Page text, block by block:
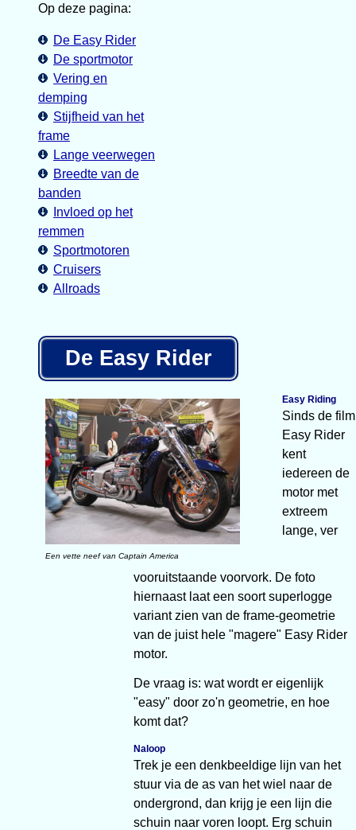
Op deze pagina:
De Easy Rider
De sportmotor
Vering en
demping
Stijfheid van het
frame
Lange veerwegen
Breedte van de
banden
Invloed op het
remmen
Sportmotoren
Cruisers
Allroads
De Easy Rider
Een vette neef van Captain America
Easy Riding
Sinds de film
Easy Rider
kent
iedereen de
motor met
extreem
lange, ver
vooruitstaande voorvork. De foto
hiernaast laat een soort superlogge
variant zien van de frame-geometrie
van de juist hele "magere" Easy Rider
motor.
De vraag is: wat wordt er eigenlijk
"easy" door zo'n geometrie, en hoe
komt dat?
Naloop
Trek je een denkbeeldige lijn van het
stuur via de as van het wiel naar de
ondergrond, dan krijg je een lijn die
schuin naar voren loopt. Erg schuin